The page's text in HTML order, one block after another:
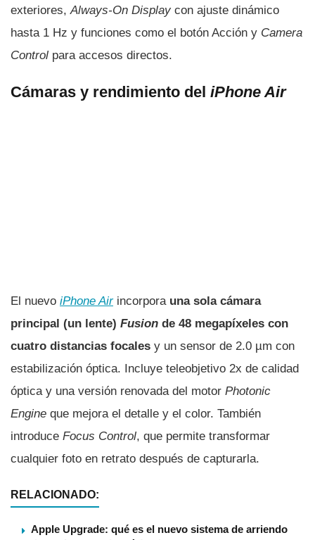
exteriores, Always-On Display con ajuste dinámico
hasta 1 Hz y funciones como el botón Acción y Camera
Control para accesos directos.
Cámaras y rendimiento del iPhone Air
El nuevo iPhone Airincorpora una sola cámara
principal (un lente) Fusion de 48 megapíxeles con
cuatro distancias focales y un sensor de 2.0 µm con
estabilización óptica. Incluye teleobjetivo 2x de calidad
óptica y una versión renovada del motor Photonic
Engine que mejora el detalle y el color. También
introduce Focus Control, que permite transformar
cualquier foto en retrato después de capturarla.
RELACIONADO:
Apple Upgrade: qué es el nuevo sistema de arriendo